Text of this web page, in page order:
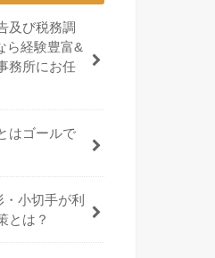
及び税務調
ら経験豊富&
務所にお任
はゴールで
・小切手が利
とは？